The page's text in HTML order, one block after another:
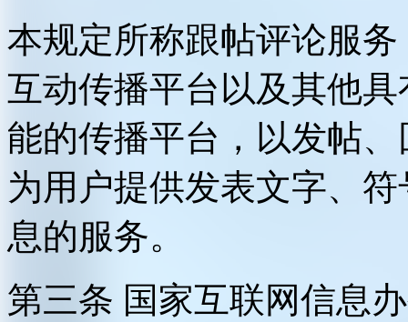
本规定所称跟帖评论服
互动传播平台以及其他
能的传播平台，以发帖
为用户提供发表文字、
息的服务。
第三条 国家互联网信息